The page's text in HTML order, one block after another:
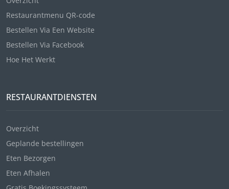
Restaurantmenu QR-code
Bestellen Via Een Website
Bestellen Via Facebook
Hoe Het Werkt
RESTAURANTDIENSTEN
Overzicht
Geplande bestellingen
Eten Bezorgen
Eten Afhalen